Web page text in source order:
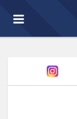
Toggle
navigation